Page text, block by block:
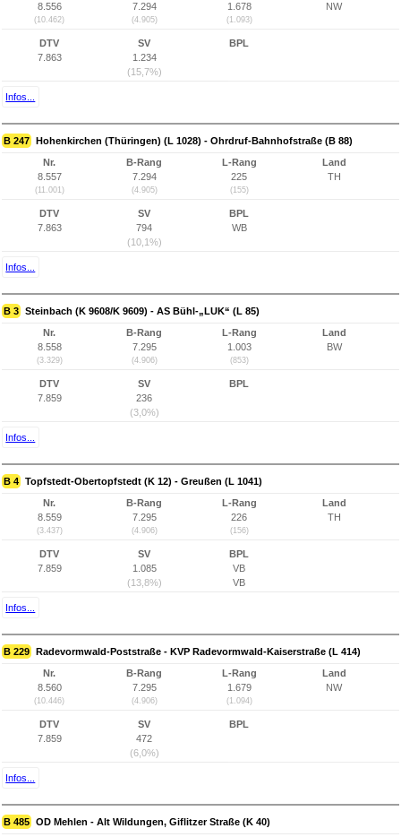
8.556
(10.462)
7.294
(4.905)
1.678
(1.093)
NW
DTV
7.863
SV
1.234
(15,7%)
BPL
Infos...
B 247 Hohenkirchen (Thüringen) (L 1028) - Ohrdruf-Bahnhofstraße (B 88)
Nr.
8.557
(11.001)
B-Rang
7.294
(4.905)
L-Rang
225
(155)
Land
TH
DTV
7.863
SV
794
(10,1%)
BPL
WB
Infos...
B 3 Steinbach (K 9608/K 9609) - AS Bühl-„LUK“ (L 85)
Nr.
8.558
(3.329)
B-Rang
7.295
(4.906)
L-Rang
1.003
(853)
Land
BW
DTV
7.859
SV
236
(3,0%)
BPL
Infos...
B 4 Topfstedt-Obertopfstedt (K 12) - Greußen (L 1041)
Nr.
8.559
(3.437)
B-Rang
7.295
(4.906)
L-Rang
226
(156)
Land
TH
DTV
7.859
SV
1.085
(13,8%)
BPL
VB
VB
Infos...
B 229 Radevormwald-Poststraße - KVP Radevormwald-Kaiserstraße (L 414)
Nr.
8.560
(10.446)
B-Rang
7.295
(4.906)
L-Rang
1.679
(1.094)
Land
NW
DTV
7.859
SV
472
(6,0%)
BPL
Infos...
B 485 OD Mehlen - Alt Wildungen, Giflitzer Straße (K 40)